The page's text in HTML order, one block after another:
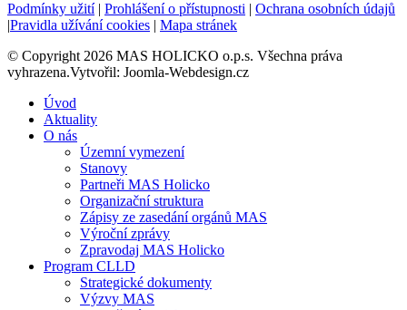
Podmínky užití| Prohlášení o přístupnosti | Ochrana osobních údajů
|Pravidla užívání cookies | Mapa stránek
© Copyright 2026 MAS HOLICKO o.p.s. Všechna práva
vyhrazena.Vytvořil: Joomla-Webdesign.cz
Úvod
Aktuality
O nás
Územní vymezení
Stanovy
Partneři MAS Holicko
Organizační struktura
Zápisy ze zasedání orgánů MAS
Výroční zprávy
Zpravodaj MAS Holicko
Program CLLD
Strategické dokumenty
Výzvy MAS